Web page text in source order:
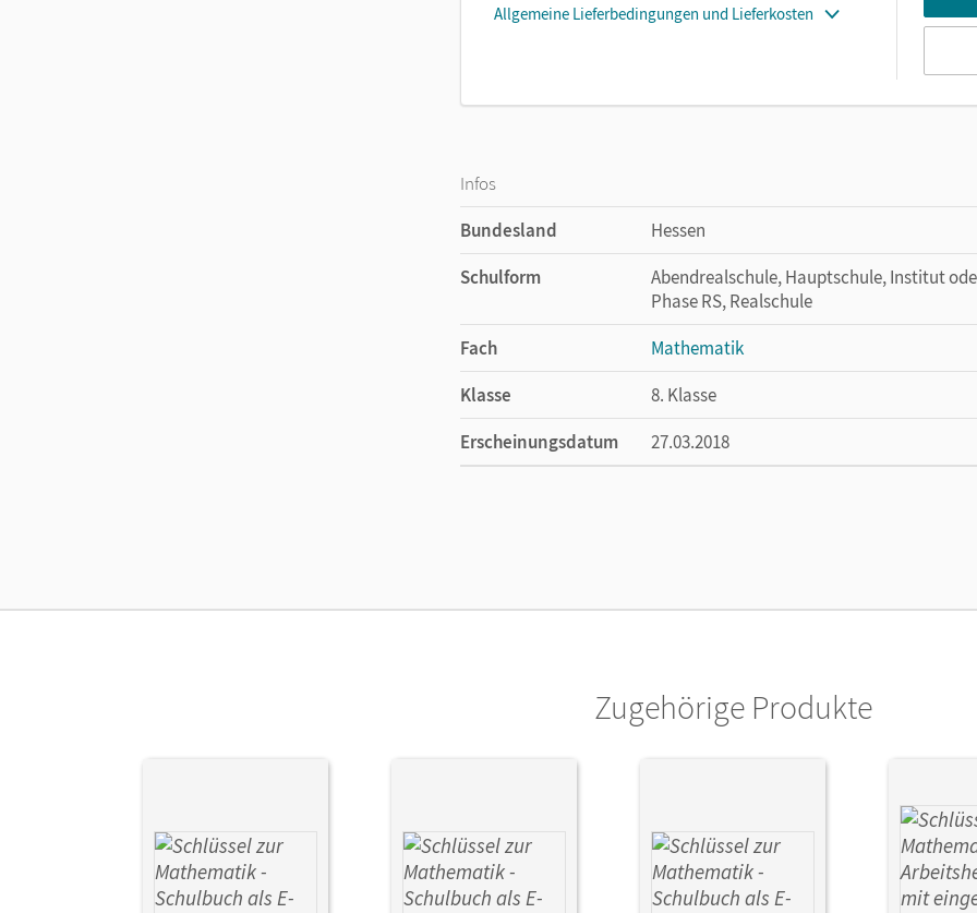
Allgemeine Lieferbedingungen und Lieferkosten
Infos
Bundesland
Hessen
Schulform
Abendrealschule, Hauptschule, Institut
Phase RS, Realschule
Fach
Mathematik
Klasse
8. Klasse
Erscheinungsdatum
27.03.2018
Strohmayer, Herbert; Schenk, Gabriele;
Stindl, Wolfgang; Schneider, Hermann
Zugehörige Produkte